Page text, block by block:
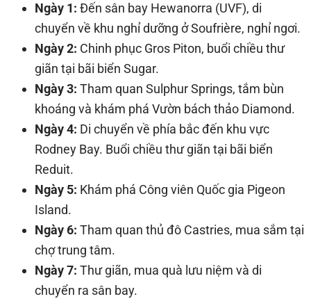
Ngày 1: Đến sân bay Hewanorra (UVF), di
chuyển về khu nghỉ dưỡng ở Soufrière, nghỉ ngơi.
Ngày 2: Chinh phục Gros Piton, buổi chiều thư
giãn tại bãi biển Sugar.
Ngày 3: Tham quan Sulphur Springs, tắm bùn
khoáng và khám phá Vườn bách thảo Diamond.
Ngày 4: Di chuyển về phía bắc đến khu vực
Rodney Bay. Buổi chiều thư giãn tại bãi biển
Reduit.
Ngày 5: Khám phá Công viên Quốc gia Pigeon
Island.
Ngày 6: Tham quan thủ đô Castries, mua sắm tại
chợ trung tâm.
Ngày 7: Thư giãn, mua quà lưu niệm và di
chuyển ra sân bay.